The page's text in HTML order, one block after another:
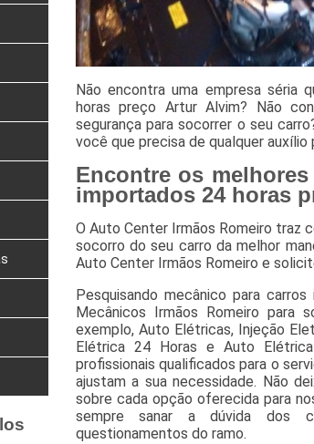
Não encontra uma empresa séria
horas preço Artur Alvim? Não
segurança para socorrer o seu
você que precisa de qualquer
Encontre os
importados 24 horas
O Auto Center Irmãos Romeiro traz
socorro do seu carro da melhor
Auto Center Irmãos Romeiro e
Pesquisando mecânico para
Mecânicos Irmãos Romeiro para
exemplo, Auto Elétricas, Injeção
Elétrica 24 Horas e Auto
profissionais qualificados para o
ajustam a sua necessidade. Não
sobre cada opção oferecida para
sempre sanar a dúvida dos
questionamentos do ramo.